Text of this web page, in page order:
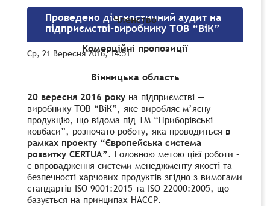
Членство
Комерційні пропозиції
Вінницька область
Проведено діагностичний аудит на
підприємстві-виробнику ТОВ “ВіК”
Ср, 21 Вересня 2016, 14:51
20 вересня 2016 року на підприємстві —
виробнику ТОВ “ВіК”, яке виробляє м’ясну
продукцію, що відома під ТМ “Приборівські
ковбаси”, розпочато роботу, яка проводиться в
рамках проекту “Європейська система
розвитку CERTUA”. Головною метою цієї роботи –
є впровадження системи менеджменту якості та
безпечності харчових продуктів згідно з вимогами
стандартів ISO 9001:2015 та ISO 22000:2005, що
базується на принципах НАССР.